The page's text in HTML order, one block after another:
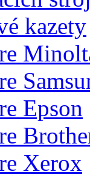
kazety
Epson
Xerox